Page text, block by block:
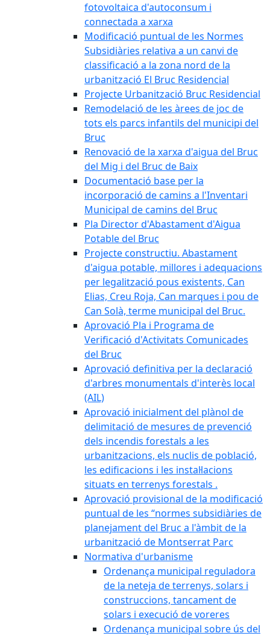
fotovoltaica d'autoconsum i
connectada a xarxa
Modificació puntual de les Normes
Subsidiàries relativa a un canvi de
classificació a la zona nord de la
urbanització El Bruc Residencial
Projecte Urbanització Bruc Residencial
Remodelació de les àrees de joc de
tots els parcs infantils del municipi del
Bruc
Renovació de la xarxa d'aigua del Bruc
del Mig i del Bruc de Baix
Documentació base per la
incorporació de camins a l'Inventari
Municipal de camins del Bruc
Pla Director d'Abastament d'Aigua
Potable del Bruc
Projecte constructiu. Abastament
d'aigua potable, millores i adequacions
per legalització pous existents, Can
Elias, Creu Roja, Can marques i pou de
Can Solà, terme municipal del Bruc.
Aprovació Pla i Programa de
Verificació d'Activitats Comunicades
del Bruc
Aprovació definitiva per la declaració
d'arbres monumentals d'interès local
(AIL)
Aprovació inicialment del plànol de
delimitació de mesures de prevenció
dels incendis forestals a les
urbanitzacions, els nuclis de població,
les edificacions i les instal·lacions
situats en terrenys forestals .
Aprovació provisional de la modificació
puntual de les “normes subsidiàries de
planejament del Bruc a l'àmbit de la
urbanització de Montserrat Parc
Normativa d'urbanisme
Ordenança municipal reguladora
de la neteja de terrenys, solars i
construccions, tancament de
solars i execució de voreres
Ordenança municipal sobre ús del